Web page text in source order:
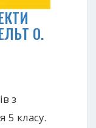
О.
з
5 класу.